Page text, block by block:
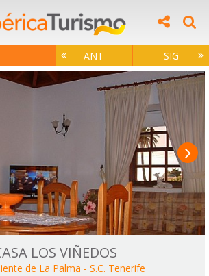
ANT SIG
LOS VIÑEDOS
de La Palma - S.C. Tenerife